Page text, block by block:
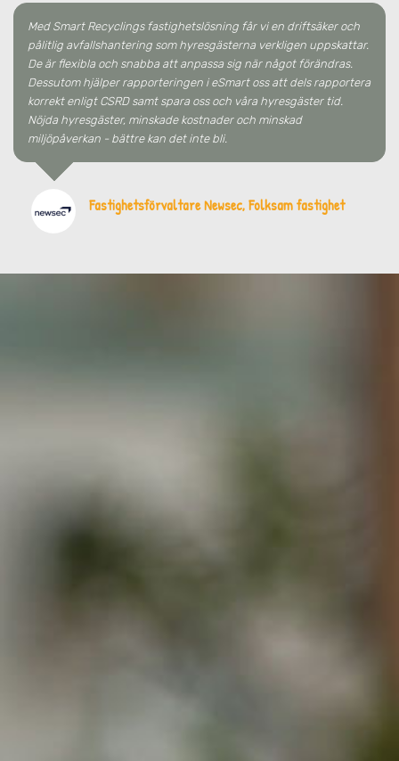
Med Smart Recyclings fastighetslösning får vi en driftsäker och
pålitlig avfallshantering som hyresgästerna verkligen uppskattar.
De är flexibla och snabba att anpassa sig när något förändras.
Dessutom hjälper rapporteringen i eSmart oss att dels rapportera
korrekt enligt CSRD samt spara oss och våra hyresgäster tid.
Nöjda hyresgäster, minskade kostnader och minskad
miljöpåverkan - bättre kan det inte bli.
Fastighetsförvaltare Newsec, Folksam fastighet